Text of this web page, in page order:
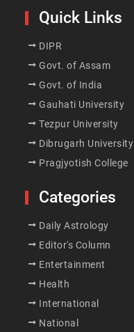
Quick Links
DIPR
Govt. of Assam
Govt. of India
Gauhati University
Tezpur University
Dibrugarh University
Pragjyotish College
Categories
Daily Astrology
Editor's Column
Entertainment
Health
International
National